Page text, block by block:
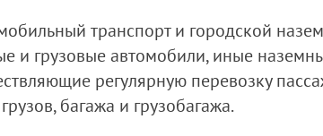
транспорт и городской
и грузовые автомобили, иные
регулярную перевозку
багажа и грузобагажа.